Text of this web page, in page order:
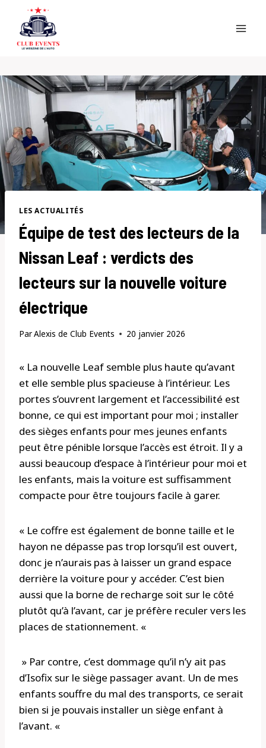
content
LES ACTUALITÉS
Équipe de test des lecteurs de la
Nissan Leaf : verdicts des
lecteurs sur la nouvelle voiture
électrique
ParAlexis de Club Events 20 janvier 2026
« La nouvelle Leaf semble plus haute qu’avant
et elle semble plus spacieuse à l’intérieur. Les
portes s’ouvrent largement et l’accessibilité est
bonne, ce qui est important pour moi ; installer
des sièges enfants pour mes jeunes enfants
peut être pénible lorsque l’accès est étroit. Il y a
aussi beaucoup d’espace à l’intérieur pour moi et
les enfants, mais la voiture est suffisamment
compacte pour être toujours facile à garer.
« Le coffre est également de bonne taille et le
hayon ne dépasse pas trop lorsqu’il est ouvert,
donc je n’aurais pas à laisser un grand espace
derrière la voiture pour y accéder. C’est bien
aussi que la borne de recharge soit sur le côté
plutôt qu’à l’avant, car je préfère reculer vers les
places de stationnement. «
» Par contre, c’est dommage qu’il n’y ait pas
d’Isofix sur le siège passager avant. Un de mes
enfants souffre du mal des transports, ce serait
bien si je pouvais installer un siège enfant à
l’avant. «